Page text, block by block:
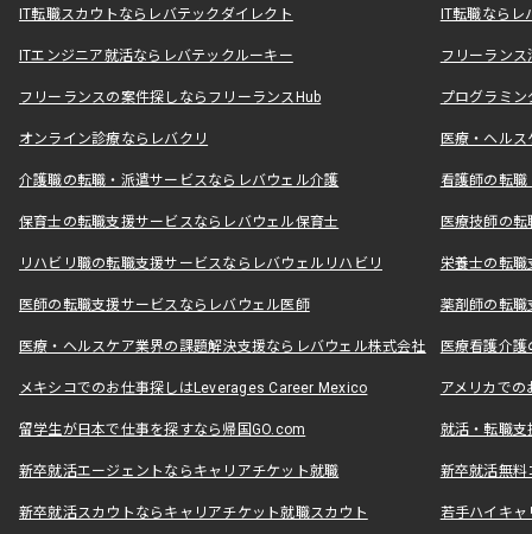
IT転職スカウトならレバテックダイレクト IT転職なら
ITエンジニア就活ならレバテックルーキー フリーラン
フリーランスの案件探しならフリーランスHub プログラミ
オンライン診療ならレバクリ 医療・ヘル
介護職の転職・派遣サービスならレバウェル介護 看護師の転
保育士の転職支援サービスならレバウェル保育士 医療技師の
リハビリ職の転職支援サービスならレバウェルリハビリ 栄養士の転
医師の転職支援サービスならレバウェル医師 薬剤師の転
医療・ヘルスケア業界の課題解決支援ならレバウェル株式会社 医療看護介
メキシコでのお仕事探しはLeverages Career Mexico アメリカで
留学生が日本で仕事を探すなら帰国GO.com 就活・転職
新卒就活エージェントならキャリアチケット就職 新卒就活無料
新卒就活スカウトならキャリアチケット就職スカウト 若手ハイキ